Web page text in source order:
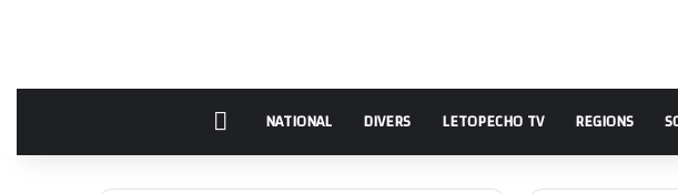
AccueilNATIONAL DIVERS LETOPECHO TV REGIONS